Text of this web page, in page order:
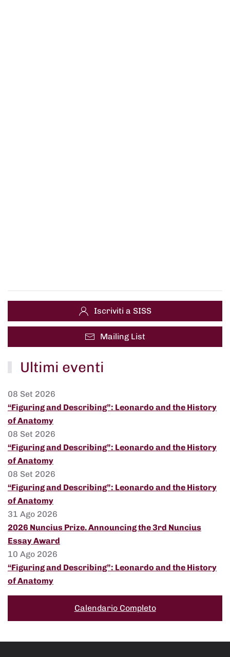
Iscriviti a SISS
Mailing List
Ultimi eventi
08 Set 2026
“Figuring and Describing”: Leonardo and the History
of Anatomy
08 Set 2026
“Figuring and Describing”: Leonardo and the History
of Anatomy
08 Set 2026
“Figuring and Describing”: Leonardo and the History
of Anatomy
31 Ago 2026
2026 Nuncius Prize. Announcing the 3rd Nuncius
Essay Award
10 Ago 2026
“Figuring and Describing”: Leonardo and the History
of Anatomy
Calendario Completo